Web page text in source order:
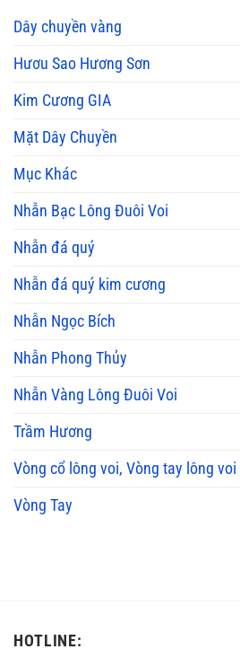
Dây chuyền vàng
Hươu Sao Hương Sơn
Kim Cương GIA
Mặt Dây Chuyền
Mục Khác
Nhẫn Bạc Lông Đuôi Voi
Nhẫn đá quý
Nhẫn đá quý kim cương
Nhẫn Ngọc Bích
Nhẫn Phong Thủy
Nhẫn Vàng Lông Đuôi Voi
Trầm Hương
Vòng cổ lông voi, Vòng tay lông voi
Vòng Tay
HOTLINE: